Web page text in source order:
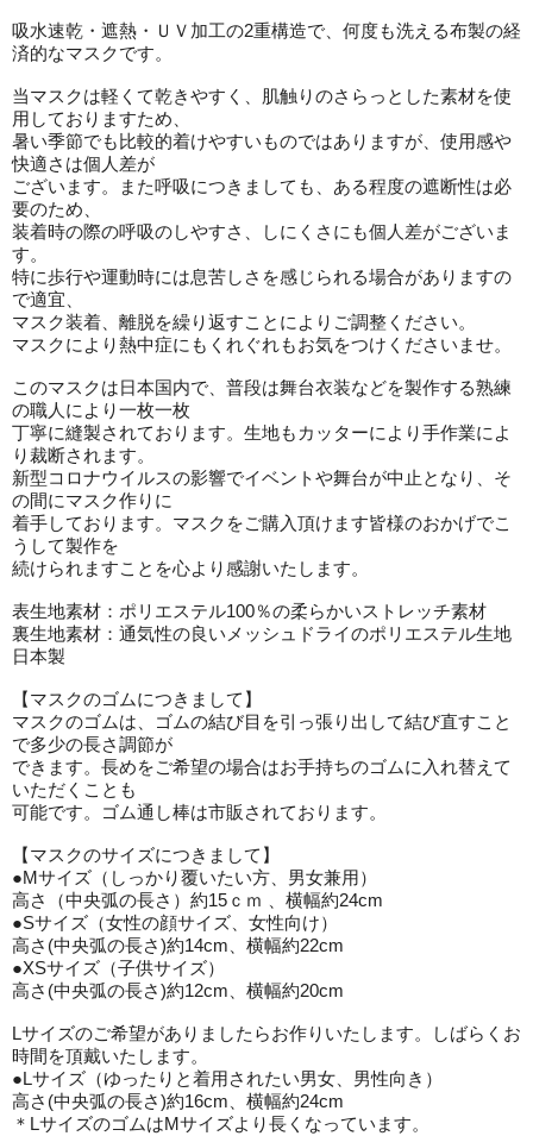
吸水速乾・遮熱・ＵＶ加工の2重構造で、何度も洗える布製の経
済的なマスクです。
当マスクは軽くて乾きやすく、肌触りのさらっとした素材を使
用しておりますため、
暑い季節でも比較的着けやすいものではありますが、使用感や
快適さは個人差が
ございます。また呼吸につきましても、ある程度の遮断性は必
要のため、
装着時の際の呼吸のしやすさ、しにくさにも個人差がございま
す。
特に歩行や運動時には息苦しさを感じられる場合がありますの
で適宜、
マスク装着、離脱を繰り返すことによりご調整ください。
マスクにより熱中症にもくれぐれもお気をつけくださいませ。
このマスクは日本国内で、普段は舞台衣装などを製作する熟練
の職人により一枚一枚
丁寧に縫製されております。生地もカッターにより手作業によ
り裁断されます。
新型コロナウイルスの影響でイベントや舞台が中止となり、そ
の間にマスク作りに
着手しております。マスクをご購入頂けます皆様のおかげでこ
うして製作を
続けられますことを心より感謝いたします。
表生地素材：ポリエステル100％の柔らかいストレッチ素材
裏生地素材：通気性の良いメッシュドライのポリエステル生地
日本製
【マスクのゴムにつきまして】
マスクのゴムは、ゴムの結び目を引っ張り出して結び直すこと
で多少の長さ調節が
できます。長めをご希望の場合はお手持ちのゴムに入れ替えて
いただくことも
可能です。ゴム通し棒は市販されております。
【マスクのサイズにつきまして】
●Mサイズ（しっかり覆いたい方、男女兼用）
高さ（中央弧の長さ）約15ｃｍ 、横幅約24cm
●Sサイズ（女性の顔サイズ、女性向け）
高さ(中央弧の長さ)約14cm、横幅約22cm
●XSサイズ（子供サイズ）
高さ(中央弧の長さ)約12cm、横幅約20cm
Lサイズのご希望がありましたらお作りいたします。しばらくお
時間を頂戴いたします。
●Lサイズ（ゆったりと着用されたい男女、男性向き）
高さ(中央弧の長さ)約16cm、横幅約24cm
＊LサイズのゴムはMサイズより長くなっています。